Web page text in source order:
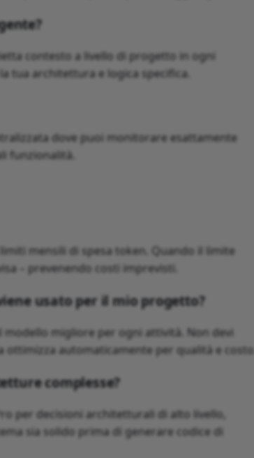
contesto a livello di progetto in ogni
tua architettura e logica specifica.
dove puoi monitorare esattamente
funzionalità.
mensili di spesa token. Quando il limite
– prevenendo costi imprevisti.
usato per il mio progetto?
modello migliore per ogni attività. Non devi
ottimizza automaticamente per qualità e costo.
complesse?
per decisioni architetturali di alto livello,
sia solido prima di generare codice di